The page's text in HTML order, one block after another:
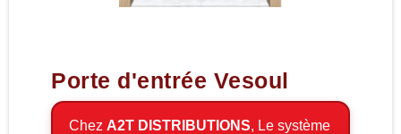
Porte d'entrée Vesoul
Chez A2T DISTRIBUTIONS, Le système